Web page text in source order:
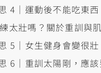
4｜運動後不能吃東
太壯嗎？關於重訓與
5｜女生健身會變很
6｜重訓太陽剛，應